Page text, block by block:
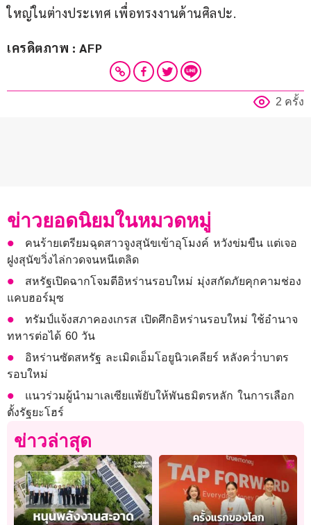
ใหญ่ในต่างประเทศ เพื่อทรงงานด้านศิลปะ.
เครดิตภาพ : AFP
2 ครั้ง
ข่าวยอดนิยมในหมวดหมู่
คนร้ายเตรียมฉุดสาวจูงสุนัขเข้าอุโมงค์ หวังข่มขืน แต่เจอ
ฝูงสุนัขวิ่งไล่กวดจนหนีเตลิด
สหรัฐเปิดฉากโจมตีอิหร่านรอบใหม่ มุ่งสกัดภัยคุกคามช่อง
แคบฮอร์มุซ
ทรัมป์แจ้งสภาคองเกรส เปิดศึกอิหร่านรอบใหม่ ใช้อำนาจ
ทหารต่อได้ 60 วัน
อิหร่านซัดสหรัฐ ละเมิดเอ็มโอยูนิวเคลียร์ หลังคว่ำบาตร
รอบใหม่
แนวร่วมผู้นำมาเลเซียแพ้ยับให้พันธมิตรหลัก ในการเลือก
ตั้งรัฐยะโฮร์
ข่าวล่าสุด